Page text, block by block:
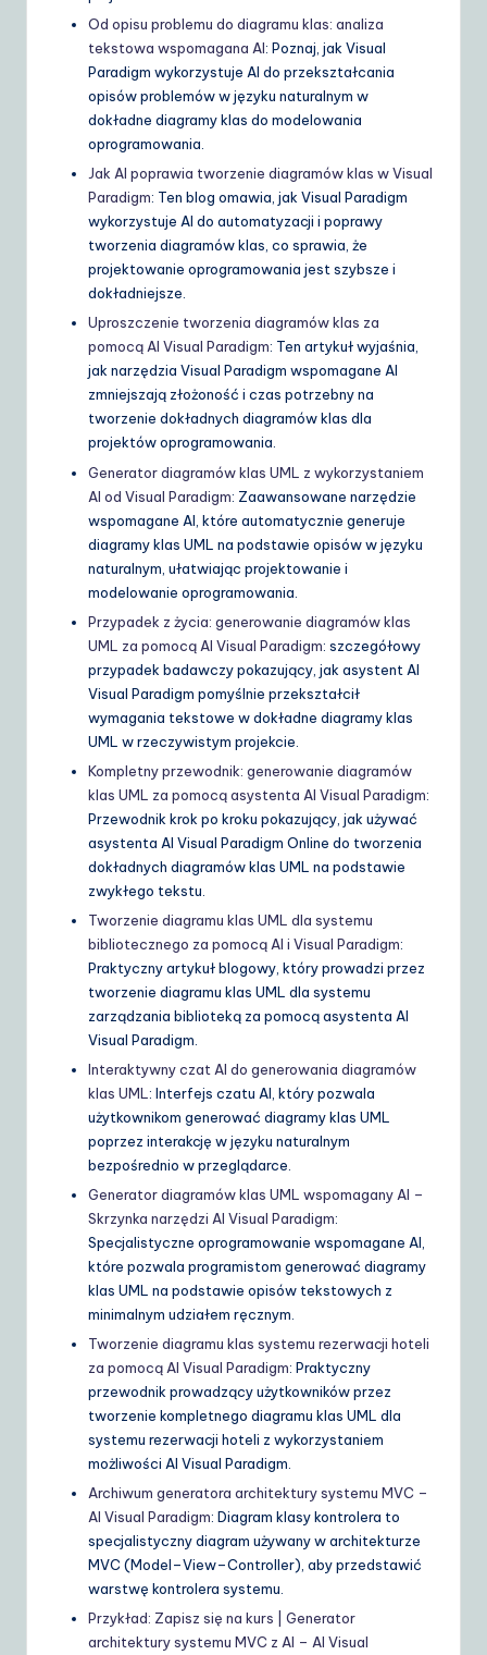
Od opisu problemu do diagramu klas: analiza
tekstowa wspomagana AI: Poznaj, jak Visual
Paradigm wykorzystuje AI do przekształcania
opisów problemów w języku naturalnym w
dokładne diagramy klas do modelowania
oprogramowania.
Jak AI poprawia tworzenie diagramów klas w Visual
Paradigm: Ten blog omawia, jak Visual Paradigm
wykorzystuje AI do automatyzacji i poprawy
tworzenia diagramów klas, co sprawia, że
projektowanie oprogramowania jest szybsze i
dokładniejsze.
Uproszczenie tworzenia diagramów klas za
pomocą AI Visual Paradigm: Ten artykuł wyjaśnia,
jak narzędzia Visual Paradigm wspomagane AI
zmniejszają złożoność i czas potrzebny na
tworzenie dokładnych diagramów klas dla
projektów oprogramowania.
Generator diagramów klas UML z wykorzystaniem
AI od Visual Paradigm: Zaawansowane narzędzie
wspomagane AI, które automatycznie generuje
diagramy klas UML na podstawie opisów w języku
naturalnym, ułatwiając projektowanie i
modelowanie oprogramowania.
Przypadek z życia: generowanie diagramów klas
UML za pomocą AI Visual Paradigm: szczegółowy
przypadek badawczy pokazujący, jak asystent AI
Visual Paradigm pomyślnie przekształcił
wymagania tekstowe w dokładne diagramy klas
UML w rzeczywistym projekcie.
Kompletny przewodnik: generowanie diagramów
klas UML za pomocą asystenta AI Visual Paradigm:
Przewodnik krok po kroku pokazujący, jak używać
asystenta AI Visual Paradigm Online do tworzenia
dokładnych diagramów klas UML na podstawie
zwykłego tekstu.
Tworzenie diagramu klas UML dla systemu
bibliotecznego za pomocą AI i Visual Paradigm:
Praktyczny artykuł blogowy, który prowadzi przez
tworzenie diagramu klas UML dla systemu
zarządzania biblioteką za pomocą asystenta AI
Visual Paradigm.
Interaktywny czat AI do generowania diagramów
klas UML : Interfejs czatu AI, który pozwala
użytkownikom generować diagramy klas UML
poprzez interakcję w języku naturalnym
bezpośrednio w przeglądarce.
Generator diagramów klas UML wspomagany AI –
Skrzynka narzędzi AI Visual Paradigm:
Specjalistyczne oprogramowanie wspomagane AI,
które pozwala programistom generować diagramy
klas UML na podstawie opisów tekstowych z
minimalnym udziałem ręcznym.
Tworzenie diagramu klas systemu rezerwacji hoteli
za pomocą AI Visual Paradigm: Praktyczny
przewodnik prowadzący użytkowników przez
tworzenie kompletnego diagramu klas UML dla
systemu rezerwacji hoteli z wykorzystaniem
możliwości AI Visual Paradigm.
Archiwum generatora architektury systemu MVC –
AI Visual Paradigm: Diagram klasy kontrolera to
specjalistyczny diagram używany w architekturze
MVC (Model–View–Controller), aby przedstawić
warstwę kontrolera systemu.
Przykład: Zapisz się na kurs | Generator
architektury systemu MVC z AI – AI Visual